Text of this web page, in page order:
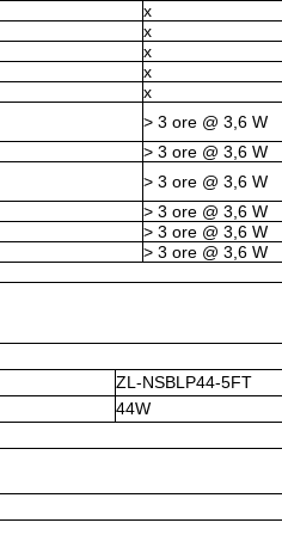
x
x
x
x
x
> 3 ore @ 3,6 W
> 3 ore @ 3,6 W
> 3 ore @ 3,6 W
> 3 ore @ 3,6 W
> 3 ore @ 3,6 W
> 3 ore @ 3,6 W
ZL-NSBLP44-5FT
44W